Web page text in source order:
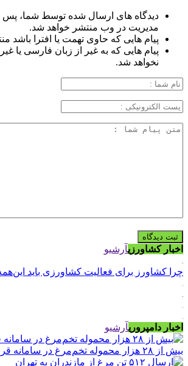
دیدگاه های ارسال شده توسط شما، پس
مدیریت در وب منتشر خواهد شد.
پیام هایی که حاوی تهمت یا افترا باشد
پیام هایی که به غیر از زبان فارسی یا
نخواهد شد.
اخبار کشاورزیآرشیو
چرا کشاورز برای فعالیت کشاورزی باید
اخبار دامپروریآرشیو
بیش از ۲۸ هزار محموله تخم‌مرغ در سامانه قرنطینه ثبت شد